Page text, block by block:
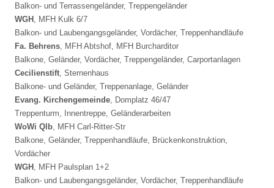
Balkon- und Terrassengeländer, Treppengeländer
WGH
, MFH Kulk 6/7
Balkon- und Laubengangsgeländer, Vordächer, Treppenhandläufe
Fa. Behrens , MFH Abtshof, MFH Burcharditor
Balkone, Geländer, Vordächer, Treppengeländer, Carportanlagen
Cecilienstift , Sternenhaus
Balkone- und Geländer, Treppenanlage, Geländer
Evang. Kirchengemeinde , Domplatz 46/47
Treppenturm, Innentreppe, Geländerarbeiten
WoWi Qlb , MFH Carl-Ritter-Str
Balkone, Geländer, Treppenhandläufe, Brückenkonstruktion,
Vordächer
WGH
, MFH Paulsplan 1+2
Balkon- und Laubengangsgeländer, Vordächer, Treppenhandläufe